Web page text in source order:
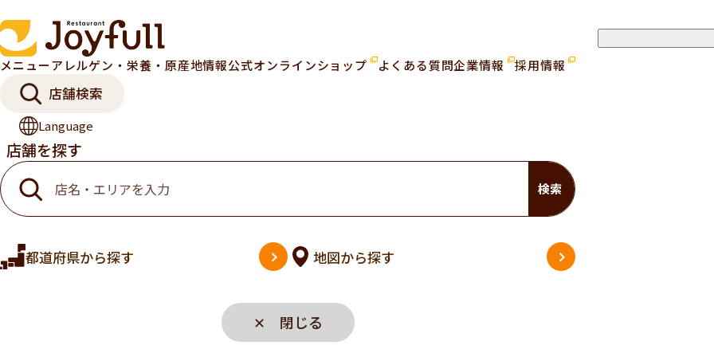
メニューアレルゲン・栄養・原産地情報公式オンラインショップ よくある質問企業情報 採用情報
店舗検索
Language
店舗を探す
検索
都道府県から探す 地図から探す
✕ 閉じる